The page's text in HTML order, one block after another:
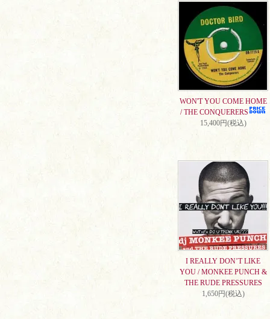
WON'T YOU COME HOME
/ THE CONQUERERS
15,400円(税込)
I REALLY DON’T LIKE
YOU / MONKEE PUNCH &
THE RUDE PRESSURES
1,650円(税込)